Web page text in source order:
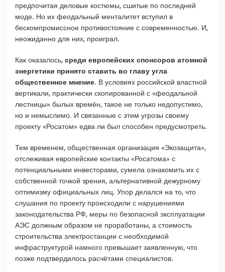
предпочитая деловые костюмы, сшитые по последней
моде. Но их феодальный менталитет вступил в
бескомпромиссное противостояние с современностью. И,
неожиданно для них, проиграл.
Как оказалось, среди европейских спонсоров атомной
энергетики принято ставить во главу угла
общественное мнение. В условиях российской властной
вертикали, практически скопированной с «феодальной
лестницы» былых времён, такое не только недопустимо,
но и немыслимо. И связанные с этим угрозы своему
проекту «Росатом» едва ли был способен предусмотреть.
Тем временем, общественная организация «Экозащита»,
отслеживая европейские контакты «Росатома» с
потенциальными инвесторами, сумела ознакомить их с
собственной точкой зрения, альтернативной дежурному
оптимизму официальных лиц. Упор делался на то, что
слушания по проекту происходили с нарушениями
законодательства РФ, меры по безопасной эксплуатации
АЭС должным образом не проработаны, а стоимость
строительства электростанции с необходимой
инфраструктурой намного превышает заявленную, что
позже подтвердилось расчётами специалистов.